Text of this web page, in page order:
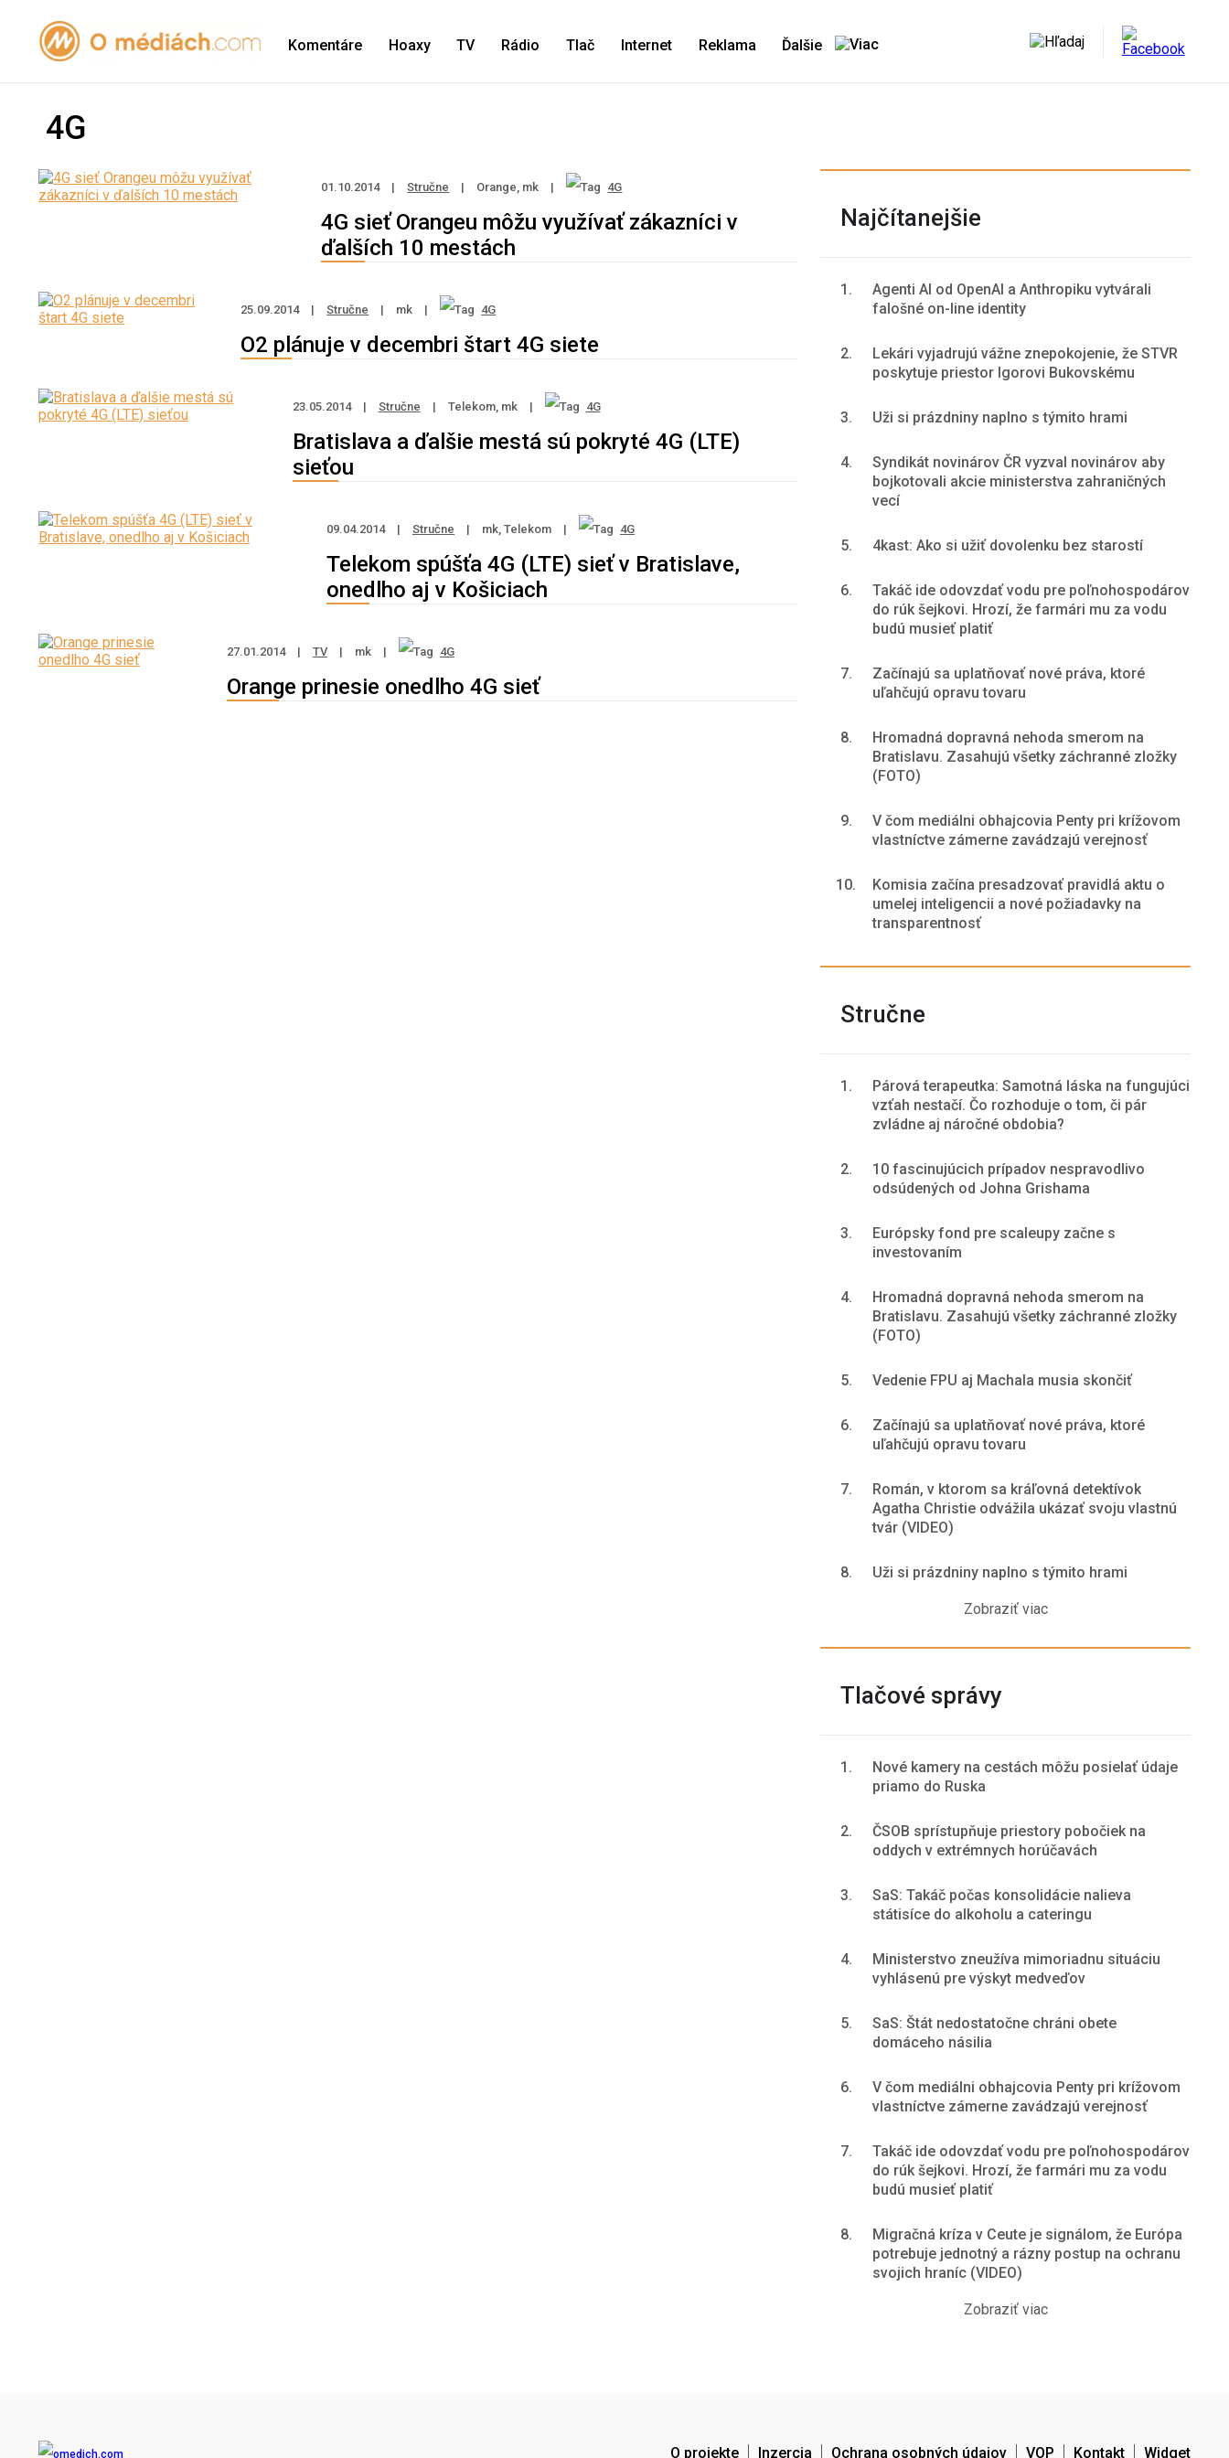
Komentáre Hoaxy TV Rádio Tlač Internet Reklama Ďalšie
4G
01.10.2014 | Stručne | Orange, mk | 4G
4G sieť Orangeu môžu využívať zákazníci v
ďalších 10 mestách
25.09.2014 | Stručne | mk | 4G
O2 plánuje v decembri štart 4G siete
23.05.2014 | Stručne | Telekom, mk | 4G
Bratislava a ďalšie mestá sú pokryté 4G (LTE)
sieťou
09.04.2014 | Stručne | mk, Telekom | 4G
Telekom spúšťa 4G (LTE) sieť v Bratislave,
onedlho aj v Košiciach
27.01.2014 | TV | mk | 4G
Orange prinesie onedlho 4G sieť
Najčítanejšie
1.
Agenti AI od OpenAI a Anthropiku vytvárali
falošné on-line identity
2.
Lekári vyjadrujú vážne znepokojenie, že STVR
poskytuje priestor Igorovi Bukovskému
3. Uži si prázdniny naplno s týmito hrami
4.
Syndikát novinárov ČR vyzval novinárov aby
bojkotovali akcie ministerstva zahraničných
vecí
5. 4kast: Ako si užiť dovolenku bez starostí
6.
Takáč ide odovzdať vodu pre poľnohospodárov
do rúk šejkovi. Hrozí, že farmári mu za vodu
budú musieť platiť
7.
Začínajú sa uplatňovať nové práva, ktoré
uľahčujú opravu tovaru
8.
Hromadná dopravná nehoda smerom na
Bratislavu. Zasahujú všetky záchranné zložky
(FOTO)
9.
V čom mediálni obhajcovia Penty pri krížovom
vlastníctve zámerne zavádzajú verejnosť
10.
Komisia začína presadzovať pravidlá aktu o
umelej inteligencii a nové požiadavky na
transparentnosť
Stručne
1.
Párová terapeutka: Samotná láska na fungujúci
vzťah nestačí. Čo rozhoduje o tom, či pár
zvládne aj náročné obdobia?
2.
10 fascinujúcich prípadov nespravodlivo
odsúdených od Johna Grishama
3.
Európsky fond pre scaleupy začne s
investovaním
4.
Hromadná dopravná nehoda smerom na
Bratislavu. Zasahujú všetky záchranné zložky
(FOTO)
5. Vedenie FPU aj Machala musia skončiť
6.
Začínajú sa uplatňovať nové práva, ktoré
uľahčujú opravu tovaru
7.
Román, v ktorom sa kráľovná detektívok
Agatha Christie odvážila ukázať svoju vlastnú
tvár (VIDEO)
8. Uži si prázdniny naplno s týmito hrami
Zobraziť viac
Tlačové správy
1.
Nové kamery na cestách môžu posielať údaje
priamo do Ruska
2.
ČSOB sprístupňuje priestory pobočiek na
oddych v extrémnych horúčavách
3.
SaS: Takáč počas konsolidácie nalieva
státisíce do alkoholu a cateringu
4.
Ministerstvo zneužíva mimoriadnu situáciu
vyhlásenú pre výskyt medveďov
5.
SaS: Štát nedostatočne chráni obete
domáceho násilia
6.
V čom mediálni obhajcovia Penty pri krížovom
vlastníctve zámerne zavádzajú verejnosť
7.
Takáč ide odovzdať vodu pre poľnohospodárov
do rúk šejkovi. Hrozí, že farmári mu za vodu
budú musieť platiť
8.
Migračná kríza v Ceute je signálom, že Európa
potrebuje jednotný a rázny postup na ochranu
svojich hraníc (VIDEO)
Zobraziť viac
O projekte Inzercia Ochrana osobných údajov VOP Kontakt Widget